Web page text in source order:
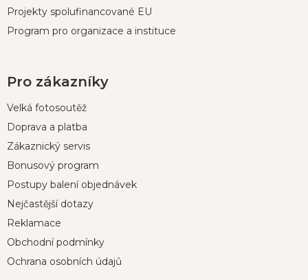
Projekty spolufinancované EU
Program pro organizace a instituce
Pro zákazníky
Velká fotosoutěž
Doprava a platba
Zákaznický servis
Bonusový program
Postupy balení objednávek
Nejčastější dotazy
Reklamace
Obchodní podmínky
Ochrana osobních údajů